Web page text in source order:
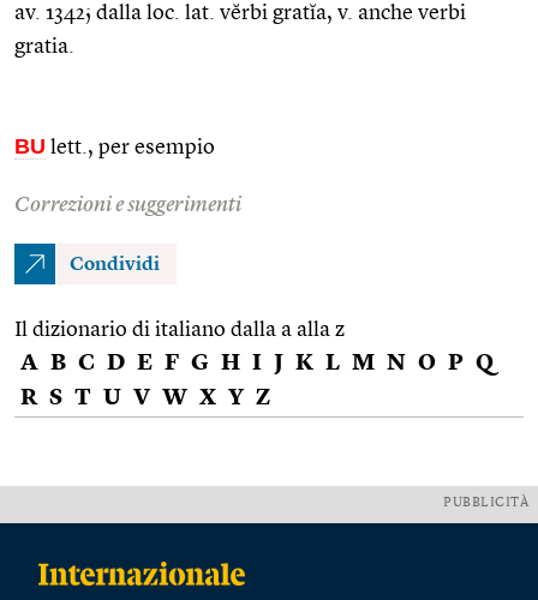
av. 1342; dalla loc. lat. vĕrbi gratĭa, v. anche verbi
gratia.
BU lett., per esempio
Correzioni e suggerimenti
Condividi
Il dizionario di italiano dalla a alla z
A B C D E F G H I J K L M N O P Q
R S T U V W X Y Z
PUBBLICITÀ